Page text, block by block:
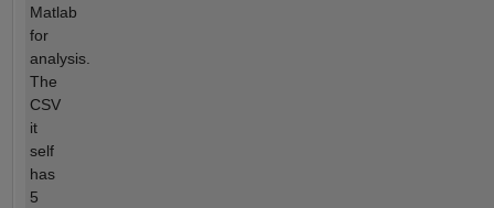
Matlab
for
analysis.
The
CSV
it
self
has
5